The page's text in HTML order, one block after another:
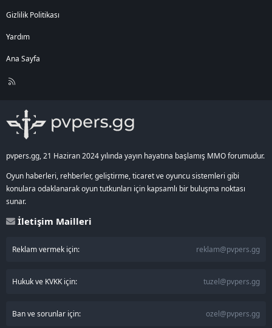
Yeni Toplu Sandık Açma Sistemi
Yeni Toplu Nesne Silme Sistemi
Yeni Fırsatı Yakala Sistemi
Geliştirilmiş Battlepass Sistemi
Efsun & Envanter Geliştirmeleri
Yeni Şifreli İtem Kilit Sistemi
Yeni Metin Boyutlandırma Sistemi
Geliştirilmiş Mitsi Simya Sistemi
Official Kuşak Sistemi
Geliştirilmiş Yardımcı Şaman Sistemi
Yeni Ekstra Şans Sistemi
Yeni Emek Puan Sistemi
Gizlilik Politikası
Yardım
Ana Sayfa
R
pvpers.gg, 21 Haziran 2024 yılında yayın hayatına başlamış MMO forumudur.
Oyun haberleri, rehberler, geliştirme, ticaret ve oyuncu sistemleri gibi
konulara odaklanarak oyun tutkunları için kapsamlı bir buluşma noktası
sunar.
İletişim Mailleri
Reklam vermek için: reklam@pvpers.gg
Hukuk ve KVKK için: tuzel@pvpers.gg
Ban ve sorunlar için: ozel@pvpers.gg